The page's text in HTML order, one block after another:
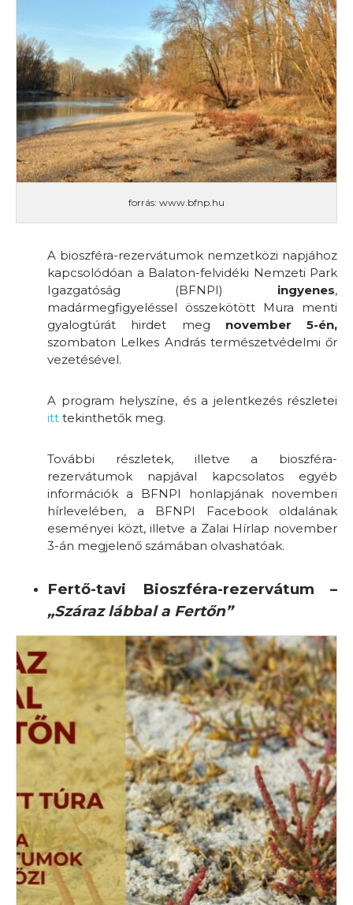
forrás: www.bfnp.hu
A bioszféra-rezervátumok nemzetközi napjához
kapcsolódóan a Balaton-felvidéki Nemzeti Park
Igazgatóság (BFNPI) ingyenes,
madármegfigyeléssel összekötött Mura menti
gyalogtúrát hirdet meg november 5-én,
szombaton Lelkes András természetvédelmi őr
vezetésével.
A program helyszíne, és a jelentkezés részletei
itt tekinthetők meg.
További részletek, illetve a bioszféra-
rezervátumok napjával kapcsolatos egyéb
információk a BFNPI honlapjának novemberi
hírlevelében, a BFNPI Facebook oldalának
eseményei közt, illetve a Zalai Hírlap november
3-án megjelenő számában olvashatóak.
Fertő-tavi Bioszféra-rezervátum –
„Száraz lábbal a Fertőn”